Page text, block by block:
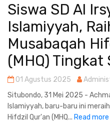
Siswa SD Al
Islamiyyah,
Musabaqah
(MHQ) Tingkat
01 Agustus 2025
Situbondo, 31 Mei 2025 -
Islamiyyah, baru-baru ini
Hifdzil Qur'an (MHQ... Read more